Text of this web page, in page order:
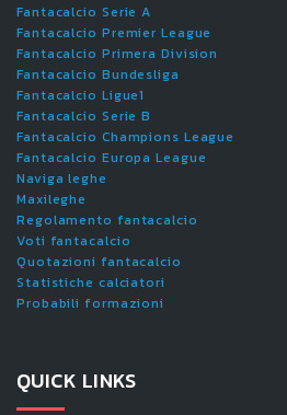
Fantacalcio Serie A
Fantacalcio Premier League
Fantacalcio Primera Division
Fantacalcio Bundesliga
Fantacalcio Ligue1
Fantacalcio Serie B
Fantacalcio Champions League
Fantacalcio Europa League
Naviga leghe
Maxileghe
Regolamento fantacalcio
Voti fantacalcio
Quotazioni fantacalcio
Statistiche calciatori
Probabili formazioni
QUICK LINKS